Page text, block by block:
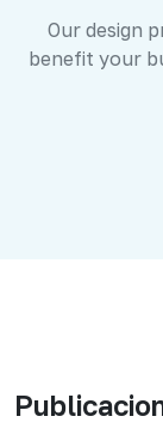
Our design
benefit your